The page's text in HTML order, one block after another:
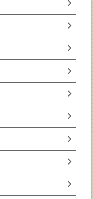
chevron_right
chevron_right
chevron_right
chevron_right
chevron_right
chevron_right
chevron_right
chevron_right
chevron_right